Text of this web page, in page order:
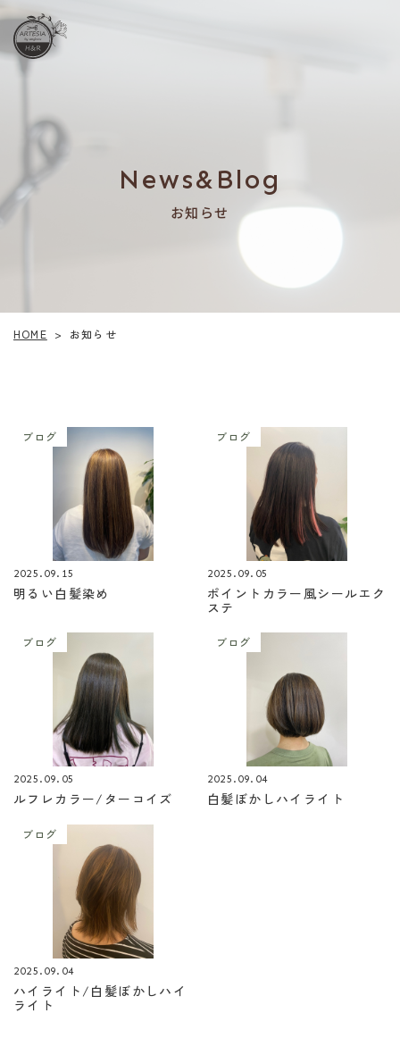
News&Blog
お知らせ
HOME > お知らせ
ブログ
2025.09.15
明るい白髪染め
ブログ
2025.09.05
ポイントカラー風シールエク
ステ
ブログ
2025.09.05
ルフレカラー/ターコイズ
ブログ
2025.09.04
白髪ぼかしハイライト
ブログ
2025.09.04
ハイライト/白髪ぼかしハイ
ライト